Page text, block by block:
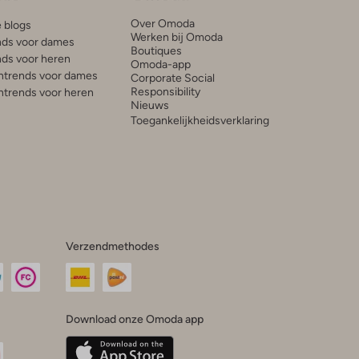
blogs
voor dames
voor heren
voor dames
voor heren
Over Omoda
Werken bij Omoda
Boutiques
Omoda-app
Corporate Social
Responsibility
Nieuws
Toegankelijkheidsverklaring
Verzendmethodes
Download onze Omoda app